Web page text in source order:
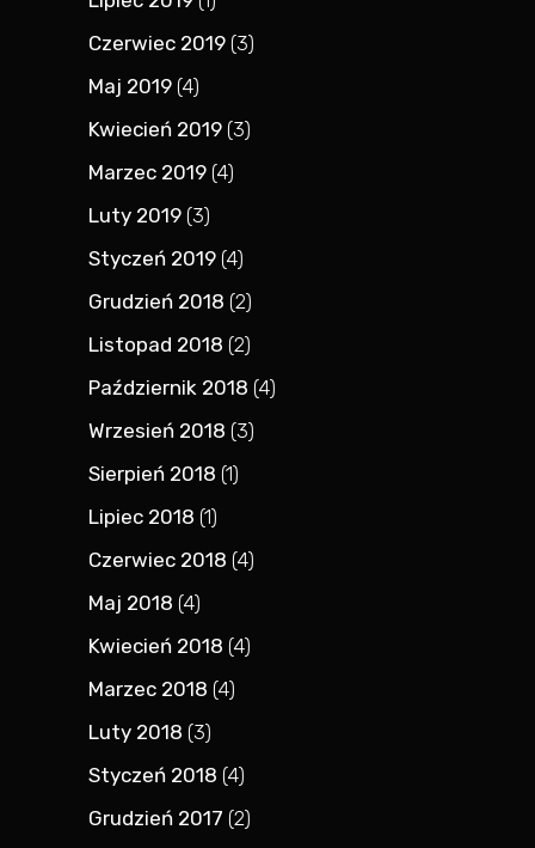
Czerwiec 2019 (3)
Maj 2019 (4)
Kwiecień 2019 (3)
Marzec 2019 (4)
Luty 2019 (3)
Styczeń 2019 (4)
Grudzień 2018 (2)
Listopad 2018 (2)
Październik 2018 (4)
Wrzesień 2018 (3)
Sierpień 2018 (1)
Lipiec 2018 (1)
Czerwiec 2018 (4)
Maj 2018 (4)
Kwiecień 2018 (4)
Marzec 2018 (4)
Luty 2018 (3)
Styczeń 2018 (4)
Grudzień 2017 (2)